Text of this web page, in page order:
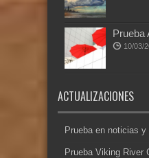
Prueba
10/03/
ACTUALIZACIONES
Prueba en noticias y
Prueba Viking River